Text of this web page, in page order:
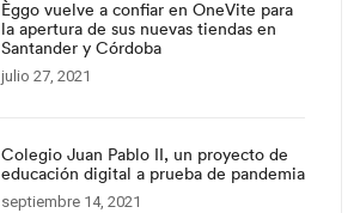
Èggo vuelve a confiar en OneVite para
la apertura de sus nuevas tiendas en
Santander y Córdoba
julio 27, 2021
Colegio Juan Pablo II, un proyecto de
educación digital a prueba de pandemia
septiembre 14, 2021